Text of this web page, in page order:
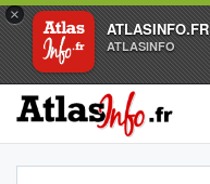
×
ATLASINFO.FR
ATLASINFO